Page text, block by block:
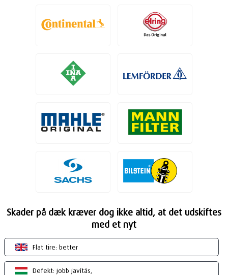
Skader på dæk kræver dog ikke altid, at det udskiftes
med et nyt
Flat tire: better
Defekt: jobb javítás,